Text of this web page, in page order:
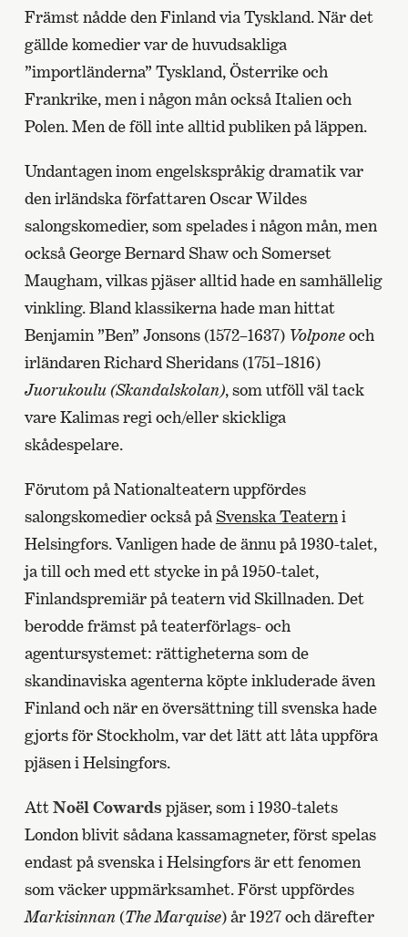
Främst nådde den Finland via Tyskland. När det
gällde komedier var de huvudsakliga
”importländerna” Tyskland, Österrike och
Frankrike, men i någon mån också Italien och
Polen. Men de föll inte alltid publiken på läppen.
Undantagen inom engelskspråkig dramatik var
den irländska författaren Oscar Wildes
salongskomedier, som spelades i någon mån, men
också George Bernard Shaw och Somerset
Maugham, vilkas pjäser alltid hade en samhällelig
vinkling. Bland klassikerna hade man hittat
Benjamin ”Ben” Jonsons (1572–1637) Volponeoch
irländaren Richard Sheridans (1751–1816)
Juorukoulu (Skandalskolan), som utföll väl tack
vare Kalimas regi och/eller skickliga
skådespelare.
Förutom på Nationalteatern uppfördes
salongskomedier också på Svenska Teatern i
Helsingfors. Vanligen hade de ännu på 1930-talet,
ja till och med ett stycke in på 1950-talet,
Finlandspremiär på teatern vid Skillnaden. Det
berodde främst på teaterförlags- och
agentursystemet: rättigheterna som de
skandinaviska agenterna köpte inkluderade även
Finland och när en översättning till svenska hade
gjorts för Stockholm, var det lätt att låta uppföra
pjäsen i Helsingfors.
AttNoël Cowards pjäser, som i 1930-talets
London blivit sådana kassamagneter, först spelas
endast på svenska i Helsingfors är ett fenomen
som väcker uppmärksamhet. Först uppfördes
Markisinnan(The Marquise) år 1927 och därefter